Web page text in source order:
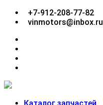
Перейти+7-912-208-77-82
vinmotors@inbox.ru